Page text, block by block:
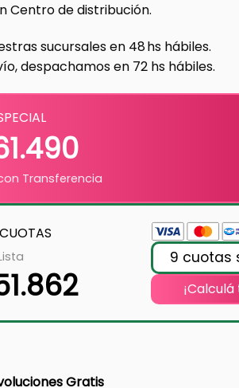
Centro de distribución.
sucursales en 48 hs hábiles.
despachamos en 72 hs hábiles.
Transferencia
9 cuotas
Gratis